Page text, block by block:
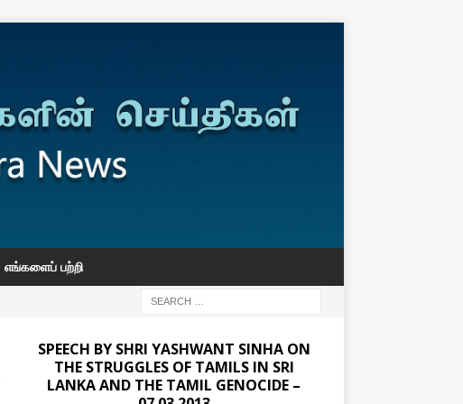
எங்களைப் பற்றி
SPEECH BY SHRI YASHWANT SINHA ON
THE STRUGGLES OF TAMILS IN SRI
LANKA AND THE TAMIL GENOCIDE –